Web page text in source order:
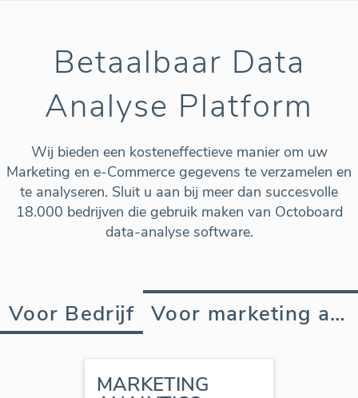
Betaalbaar Data
Analyse Platform
Wij bieden een kosteneffectieve manier om uw
Marketing en e-Commerce gegevens te verzamelen en
te analyseren. Sluit u aan bij meer dan succesvolle
18.000 bedrijven die gebruik maken van Octoboard
data-analyse software.
Voor Bedrijf Voor marketing agency
MARKETING